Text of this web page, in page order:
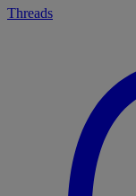
Threads